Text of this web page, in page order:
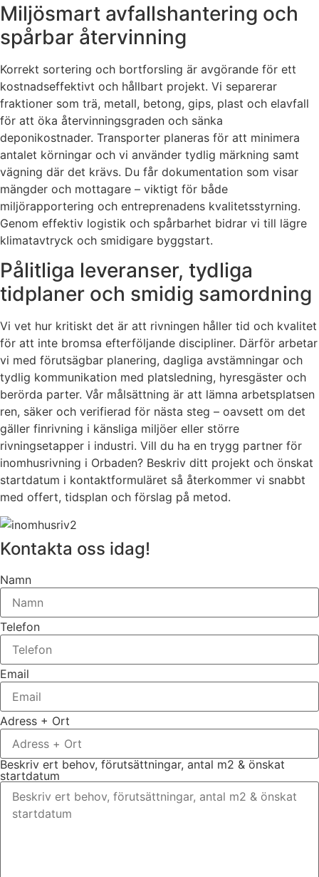
Miljösmart avfallshantering och
spårbar återvinning
Korrekt sortering och bortforsling är avgörande för ett
kostnadseffektivt och hållbart projekt. Vi separerar
fraktioner som trä, metall, betong, gips, plast och elavfall
för att öka återvinningsgraden och sänka
deponikostnader. Transporter planeras för att minimera
antalet körningar och vi använder tydlig märkning samt
vägning där det krävs. Du får dokumentation som visar
mängder och mottagare – viktigt för både
miljörapportering och entreprenadens kvalitetsstyrning.
Genom effektiv logistik och spårbarhet bidrar vi till lägre
klimatavtryck och smidigare byggstart.
Pålitliga leveranser, tydliga
tidplaner och smidig samordning
Vi vet hur kritiskt det är att rivningen håller tid och kvalitet
för att inte bromsa efterföljande discipliner. Därför arbetar
vi med förutsägbar planering, dagliga avstämningar och
tydlig kommunikation med platsledning, hyresgäster och
berörda parter. Vår målsättning är att lämna arbetsplatsen
ren, säker och verifierad för nästa steg – oavsett om det
gäller finrivning i känsliga miljöer eller större
rivningsetapper i industri. Vill du ha en trygg partner för
inomhusrivning i Orbaden? Beskriv ditt projekt och önskat
startdatum i kontaktformuläret så återkommer vi snabbt
med offert, tidsplan och förslag på metod.
Kontakta oss idag!
Namn
Telefon
Email
Adress + Ort
Beskriv ert behov, förutsättningar, antal m2 & önskat
startdatum